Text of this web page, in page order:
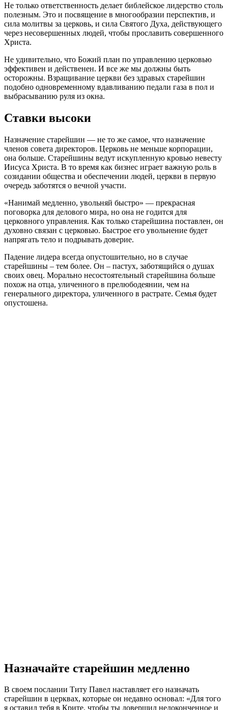
Не только ответственность делает библейское лидерство столь
полезным. Это и посвящение в многообразии перспектив, и
сила молитвы за церковь, и сила Святого Духа, действующего
через несовершенных людей, чтобы прославить совершенного
Христа.
Не удивительно, что Божий план по управлению церковью
эффективен и действенен. И все же мы должны быть
осторожны. Взращивание церкви без здравых старейшин
подобно одновременному вдавливанию педали газа в пол и
выбрасыванию руля из окна.
Ставки высоки
Назначение старейшин — не то же самое, что назначение
членов совета директоров. Церковь не меньше корпорации,
она больше. Старейшины ведут искупленную кровью невесту
Иисуса Христа. В то время как бизнес играет важную роль в
созидании общества и обеспечении людей, церкви в первую
очередь заботятся о вечной участи.
«Нанимай медленно, увольняй быстро» — прекрасная
поговорка для делового мира, но она не годится для
церковного управления. Как только старейшина поставлен, он
духовно связан с церковью. Быстрое его увольнение будет
напрягать тело и подрывать доверие.
Падение лидера всегда опустошительно, но в случае
старейшины – тем более. Он – пастух, заботящийся о душах
своих овец. Морально несостоятельный старейшина больше
похож на отца, уличенного в прелюбодеянии, чем на
генерального директора, уличенного в растрате. Семья будет
опустошена.
Назначайте старейшин медленно
В своем послании Титу Павел наставляет его назначать
старейшин в церквах, которые он недавно основал: «Для того
я оставил тебя в Крите, чтобы ты довершил недоконченное и